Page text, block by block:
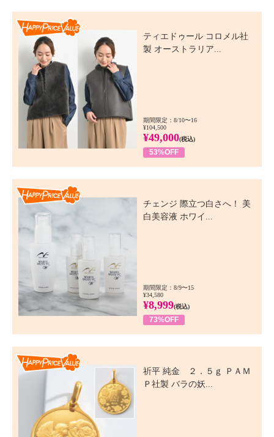
ティエドゥール コロメル社
製 オーストラリア...
期間限定：8/10〜16
¥104,500
¥49,000(税込)
53%OFF
チェンジ 際立つ白さへ！ 美
白美容液 ホワイ...
期間限定：8/9〜15
¥34,580
¥8,999(税込)
73%OFF
祈平 純金 ２．５ｇ ＰＡＭ
Ｐ社製 バラの妖...